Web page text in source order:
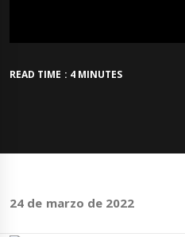
READ TIME : 4 MINUTES
24 de marzo de 2022